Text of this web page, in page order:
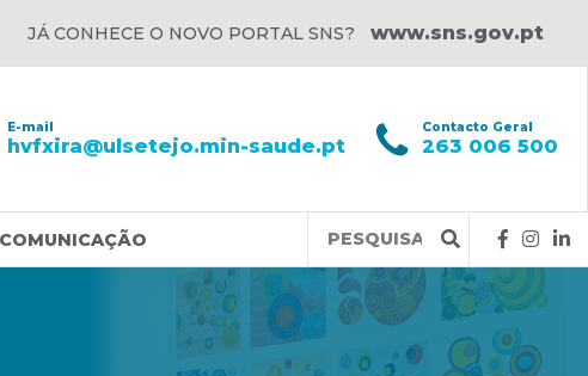
JÁ CONHECE O NOVO PORTAL SNS? www.sns.gov.pt
E-mail
hvfxira@ulsetejo.min-saude.pt
Contacto Geral
263 006 500
COMUNICAÇÃO
Query